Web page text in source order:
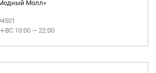
Молл»
ВС 10:00 — 22:00